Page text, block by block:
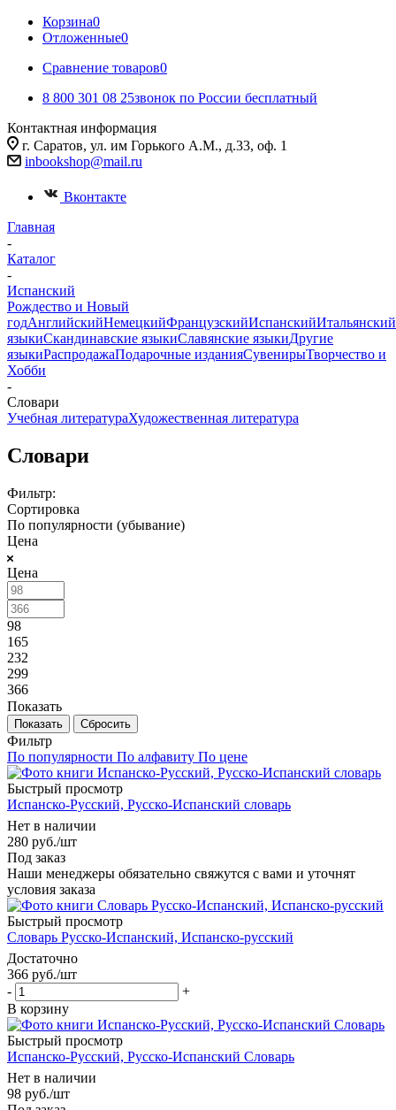
Корзина0
Отложенные0
Сравнение товаров0
8 800 301 08 25звонок по России бесплатный
Контактная информация
г. Саратов, ул. им Горького А.М., д.33, оф. 1
inbookshop@mail.ru
Вконтакте
Главная
-
Каталог
-
Испанский
Рождество и Новый
годАнглийскийНемецкийФранцузскийИспанскийИтальянский
языкиСкандинавские языкиСлавянские языкиДругие
языкиРаспродажаПодарочные изданияСувенирыТворчество и
Хобби
-
Словари
Учебная литератураХудожественная литература
Словари
Фильтр:
Сортировка
По популярности (убывание)
Цена
Цена
98
165
232
299
366
Показать
Сбросить
Фильтр
По популярности По алфавиту По цене
Быстрый просмотр
Испанско-Русский, Русско-Испанский словарь
Нет в наличии
280 руб./шт
Под заказ
Наши менеджеры обязательно свяжутся с вами и уточнят
условия заказа
Быстрый просмотр
Словарь Русско-Испанский, Испанско-русский
Достаточно
366 руб./шт
-
+
В корзину
Быстрый просмотр
Испанско-Русский, Русско-Испанский Словарь
Нет в наличии
98 руб./шт